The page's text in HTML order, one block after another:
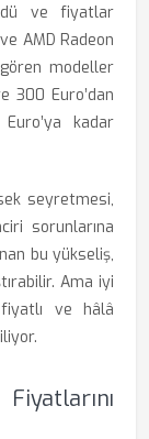
ve fiyatlar
AMD Radeon
modeller
300 Euro’dan
kadar
seyretmesi,
sorunlarına
bu yükseliş,
Ama iyi
ve hâlâ